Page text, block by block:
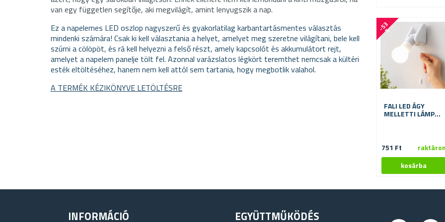
van egy független segítője, aki megvilágít, amint lenyugszik a nap.
Ez a napelemes LED oszlop nagyszerű és gyakorlatilag karbantartásmentes választás
mindenki számára! Csak ki kell választania a helyet, amelyet meg szeretne világítani, bele kell
szúrni a cölöpöt, és rá kell helyezni a felső részt, amely kapcsolót és akkumulátort rejt,
amelyet a napelem panelje tölt fel. Azonnal varázslatos légkört teremthet nemcsak a kültéri
esték eltöltéséhez, hanem nem kell attól sem tartania, hogy megbotlik valahol.
A TERMÉK KÉZIKÖNYVE LETÖLTÉSRE
-
5
3
%
FALI LED ÁGY
MELLETTI LÁMPA
751 Ft
raktáron
INFORMÁCIÓ EGYÜTTMŰKÖDÉS